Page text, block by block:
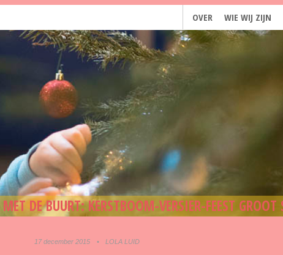
OVER WIE WIJ ZIJN
DE BUURT: KERSTBOOM-VERSIER-FEEST GROOT
17 december 2015 • LOLA LUID